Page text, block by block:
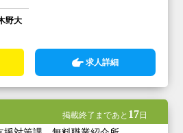
野大
求人詳細
掲載終了まであと 17日